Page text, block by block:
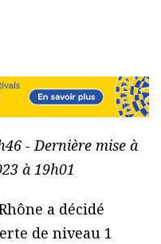
- Dernière mise à
à 19h01
a décidé
de niveau 1